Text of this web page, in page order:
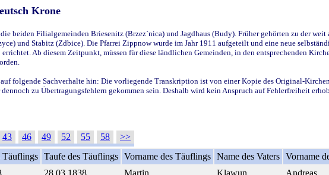
Krone
beiden Filialgemeinden Briesenitz (Brzez`nica) und Jagdhaus (Budy). Früher gehörten zu der
und Stabitz (Zdbice). Die Pfarrei Zippnow wurde im Jahr 1911 aufgeteilt und eine neue
Ab diesem Zeitpunkt, müssen für diese ländlichen Gemeinden, in den entsprechenden
folgende Sachverhalte hin: Die vorliegende Transkription ist von einer Kopie des Original-
zu Übertragungsfehlern gekommen sein. Deshalb wird kein Anspruch auf Fehlerfreiheit
43 46 49 52 55 58
>>
Täuflings Taufe des Täuflings Vorname des Täuflings Name des Vaters Vorname
28.03.1838 Martin Klawun Andreas